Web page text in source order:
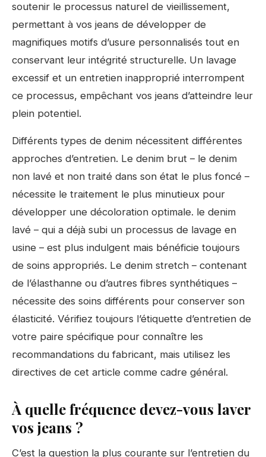
soutenir le processus naturel de vieillissement,
permettant à vos jeans de développer de
magnifiques motifs d’usure personnalisés tout en
conservant leur intégrité structurelle. Un lavage
excessif et un entretien inapproprié interrompent
ce processus, empêchant vos jeans d’atteindre leur
plein potentiel.
Différents types de denim nécessitent différentes
approches d’entretien. Le denim brut – le denim
non lavé et non traité dans son état le plus foncé –
nécessite le traitement le plus minutieux pour
développer une décoloration optimale. le denim
lavé – qui a déjà subi un processus de lavage en
usine – est plus indulgent mais bénéficie toujours
de soins appropriés. Le denim stretch – contenant
de l’élasthanne ou d’autres fibres synthétiques –
nécessite des soins différents pour conserver son
élasticité. Vérifiez toujours l’étiquette d’entretien de
votre paire spécifique pour connaître les
recommandations du fabricant, mais utilisez les
directives de cet article comme cadre général.
À quelle fréquence devez-vous laver
vos jeans ?
C’est la question la plus courante sur l’entretien du